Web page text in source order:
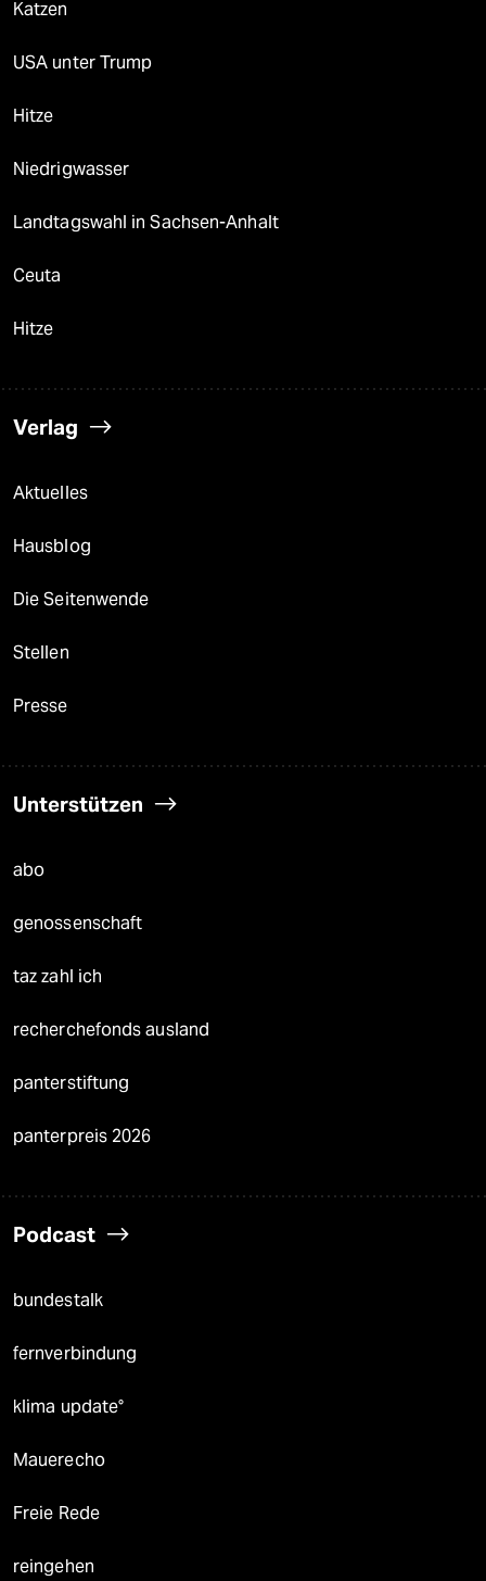
Katzen
USA unter Trump
Hitze
Niedrigwasser
Landtagswahl in Sachsen-Anhalt
Ceuta
Hitze
Verlag
Aktuelles
Hausblog
Die Seitenwende
Stellen
Presse
Unterstützen
abo
genossenschaft
taz zahl ich
recherchefonds ausland
panterstiftung
panterpreis 2026
Podcast
bundestalk
fernverbindung
klima update°
Mauerecho
Freie Rede
reingehen